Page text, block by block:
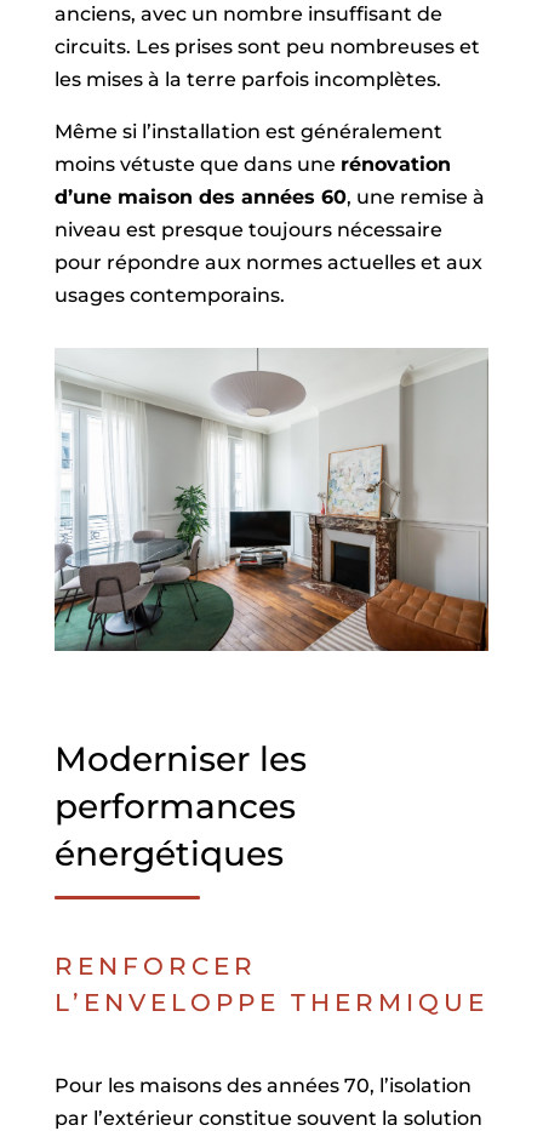
anciens, avec un nombre insuffisant de
circuits. Les prises sont peu nombreuses et
les mises à la terre parfois incomplètes.
Même si l’installation est généralement
moins vétuste que dans une rénovation
d’une maison des années 60, une remise à
niveau est presque toujours nécessaire
pour répondre aux normes actuelles et aux
usages contemporains.
Moderniser les
performances
énergétiques
RENFORCER
L’ENVELOPPE THERMIQUE
Pour les maisons des années 70, l’isolation
par l’extérieur constitue souvent la solution